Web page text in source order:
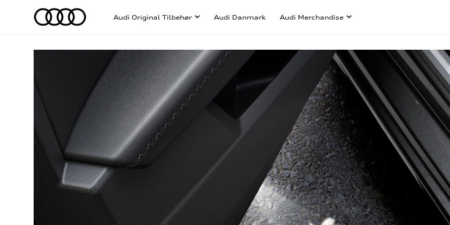
Audi Original Tilbehør Audi Danmark Audi Merchandise